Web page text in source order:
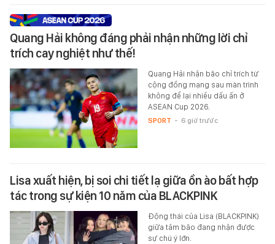
Quang Hải không đáng phải nhận những lời chỉ
trích cay nghiệt như thế!
Quang Hải nhận bão chỉ trích từ
cộng đồng mạng sau màn trình
không để lại nhiều dấu ấn ở
ASEAN Cup 2026.
SPORT - 6 giờ trước
Lisa xuất hiện, bị soi chi tiết lạ giữa ồn ào bất hợp
tác trong sự kiện 10 năm của BLACKPINK
Động thái của Lisa (BLACKPINK)
giữa tâm bão đang nhận được
sự chú ý lớn.